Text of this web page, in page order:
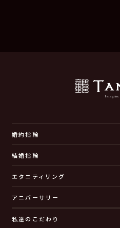
婚約指輪
結婚指輪
エタニティリング
アニバーサリー
私達のこだわり